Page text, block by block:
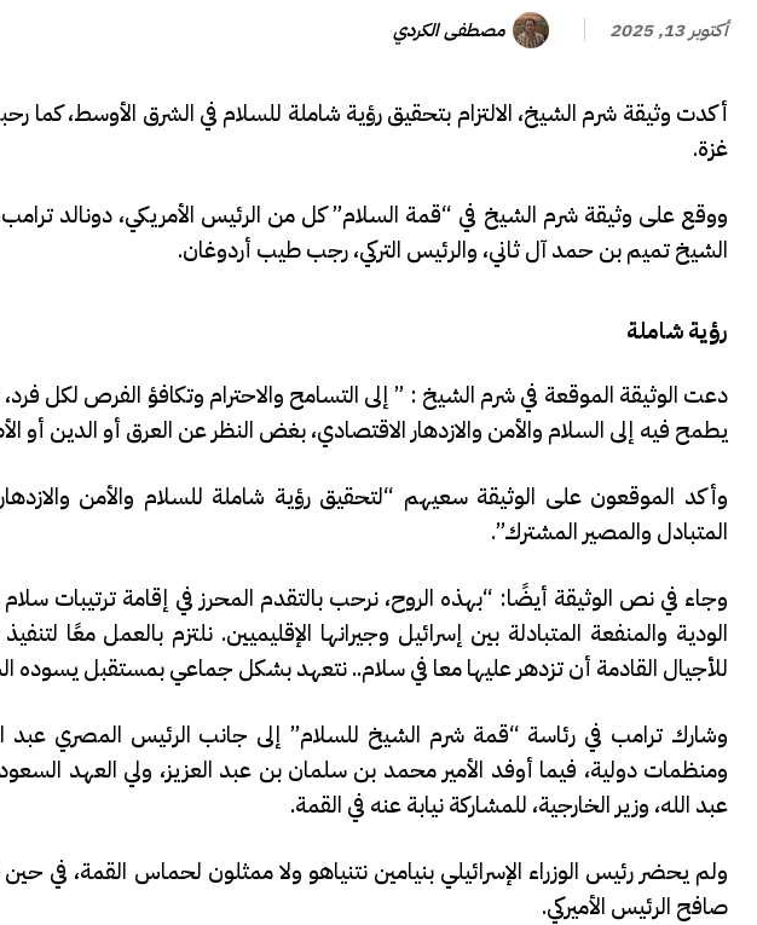
أكتوبر 13, 2025 مصطفى الكردي
أكدت وثيقة شرم الشيخ، الالتزام بتحقيق رؤية شاملة للسلام في الشرق الأوسط، كما
غزة.
ووقع على وثيقة شرم الشيخ في “قمة السلام” كل من الرئيس الأمريكي، دونالد
الشيخ تميم بن حمد آل ثاني، والرئيس التركي، رجب طيب أردوغان.
رؤية شاملة
دعت الوثيقة الموقعة في شرم الشيخ : ” إلى التسامح والاحترام وتكافؤ الفرص لكل
يطمح فيه إلى السلام والأمن والازدهار الاقتصادي، بغض النظر عن العرق أو الدين أو
وأكد الموقعون على الوثيقة سعيهم “لتحقيق رؤية شاملة للسلام والأمن
المتبادل والمصير المشترك”.
وجاء في نص الوثيقة أيضًا: “بهذه الروح، نرحب بالتقدم المحرز في إقامة ترتيبات
الودية والمنفعة المتبادلة بين إسرائيل وجيرانها الإقليميين. نلتزم بالعمل معًا
للأجيال القادمة أن تزدهر عليها معا في سلام.. نتعهد بشكل جماعي بمستقبل يسوده
ومنظمات دولية، فيما أوفد الأمير محمد بن سلمان بن عبد العزيز، ولي العهد
عبد الله، وزير الخارجية، للمشاركة نيابة عنه في القمة.
ولم يحضر رئيس الوزراء الإسرائيلي بنيامين نتنياهو ولا ممثلون لحماس القمة،
صافح الرئيس الأميركي.